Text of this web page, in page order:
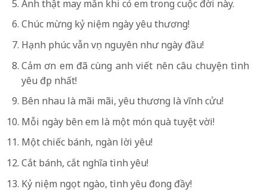
Anh thật may mắn khi có em trong cuộc đời này.
Chúc mừng kỷ niệm ngày yêu thương!
Hạnh phúc vẫn vẹn nguyên như ngày đầu!
Cảm ơn em đã cùng anh viết nên câu chuyện tình
yêu đẹp nhất!
Bên nhau là mãi mãi, yêu thương là vĩnh cửu!
Mỗi ngày bên em là một món quà tuyệt vời!
Một chiếc bánh, ngàn lời yêu!
Cắt bánh, cắt nghĩa tình yêu!
Kỷ niệm ngọt ngào, tình yêu đong đầy!